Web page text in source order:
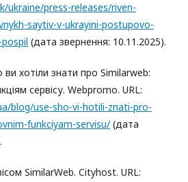
ukraine/press-releases/riven-
saytiv-v-ukrayini-postupovo-
(дата звернення: 10.11.2025).
хотіли знати про Similarweb:
сервісу. Webpromo. URL:
blog/use-sho-vi-hotili-znati-pro-
funkciyam-servisu/ (дата
SimilarWeb. Cityhost. URL: